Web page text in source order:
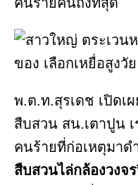
พ.ต.ท.สุรเดช เปิดเ
สืบสวน สน.เตาปูน
คนร้ายที่ก่อเหตุมาด
สืบสวนไล่กล้องวงจ